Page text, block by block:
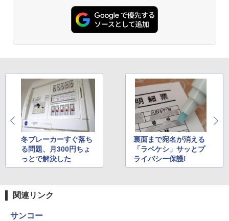
冬ブレーカーすぐ落ち
る問題、月300円ちょ
っとで解決した
裏面まで宛名が消える
「ラベケシ」サッとプ
ライバシー保護!
関連リンク
サンコー